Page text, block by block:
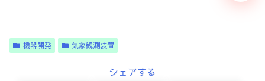
機器開発 気象観測装置
シェアする